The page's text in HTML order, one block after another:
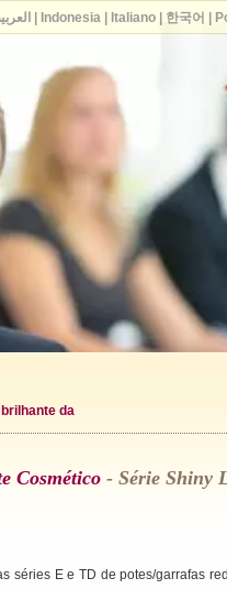
da
Cosmético - Série Shiny
séries E e TD de potes/garrafas
Indonesia| Italiano| 한국어